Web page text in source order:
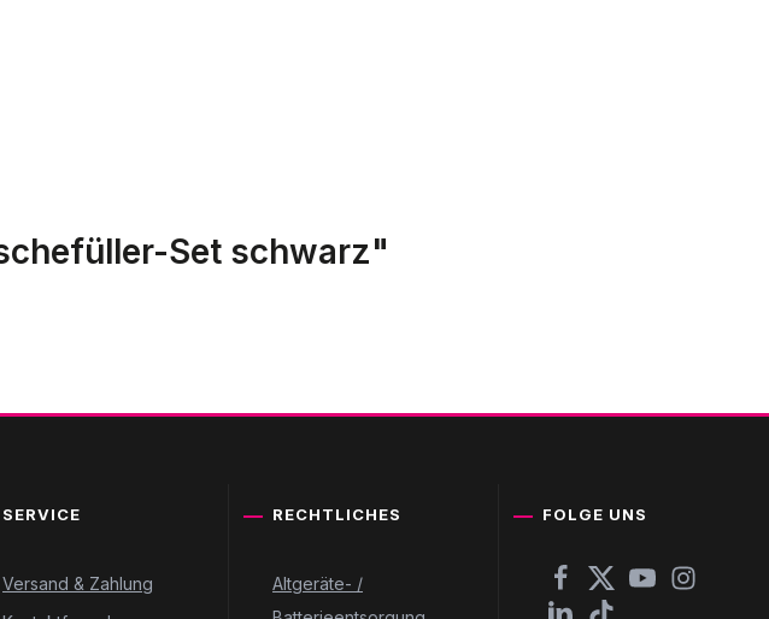
Set schwarz"
SERVICE
Versand & Zahlung
RECHTLICHES
Altgeräte- /
FOLGE UNS